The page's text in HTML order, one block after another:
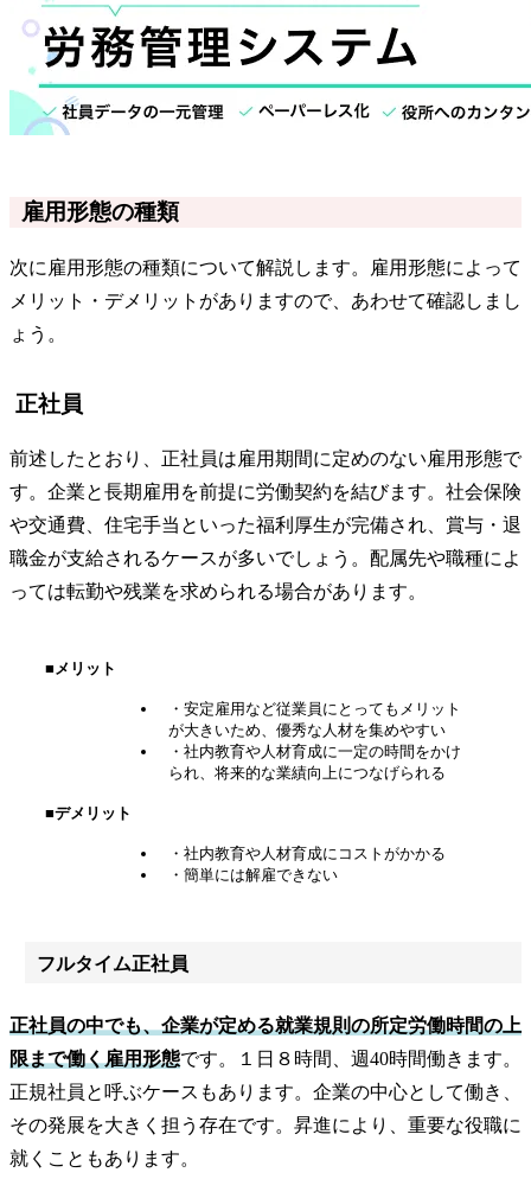
雇用形態の種類
次に雇用形態の種類について解説します。雇用形態によって
メリット・デメリットがありますので、あわせて確認しまし
ょう。
正社員
前述したとおり、正社員は雇用期間に定めのない雇用形態で
す。企業と長期雇用を前提に労働契約を結びます。社会保険
や交通費、住宅手当といった福利厚生が完備され、賞与・退
職金が支給されるケースが多いでしょう。配属先や職種によ
っては転勤や残業を求められる場合があります。
■メリット
・安定雇用など従業員にとってもメリット
が大きいため、優秀な人材を集めやすい
・社内教育や人材育成に一定の時間をかけ
られ、将来的な業績向上につなげられる
■デメリット
・社内教育や人材育成にコストがかかる
・簡単には解雇できない
フルタイム正社員
正社員の中でも、企業が定める就業規則の所定労働時間の上
限まで働く雇用形態です。１日８時間、週40時間働きます。
正規社員と呼ぶケースもあります。企業の中心として働き、
その発展を大きく担う存在です。昇進により、重要な役職に
就くこともあります。